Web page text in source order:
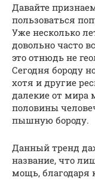
Давайте
пользоваться
Уже несколько
довольно часто
это отнюдь не
Сегодня бороду
хотя и другие
далекие от мира
половины
пышную бороду.
Данный тренд
название, что
мощь, благодаря